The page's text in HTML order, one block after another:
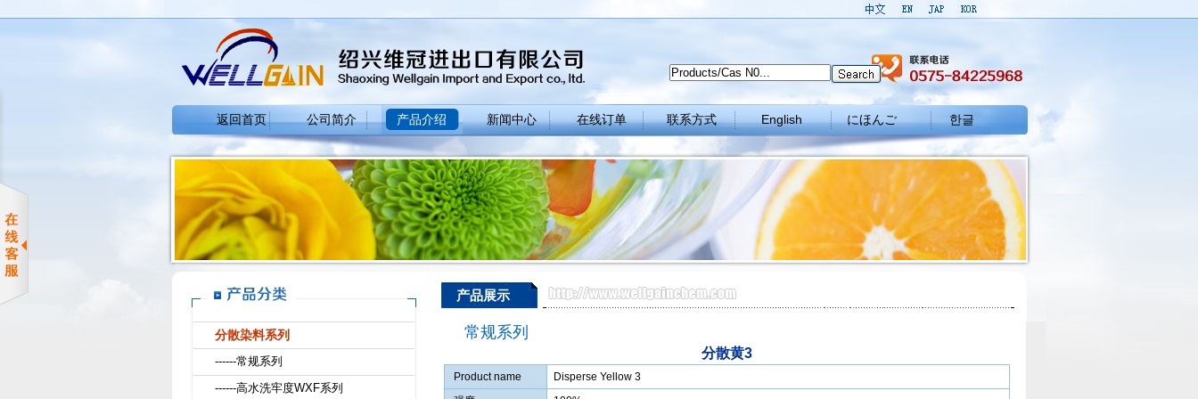
返回首页 公司简介 产品介绍 新闻中心 在线订单 联系方式 English にほんご 한글
分散染料系列
------常规系列
------高水洗牢度WXF系列
产品展示
常规系列
分散黄3
Product name
Disperse Yellow 3